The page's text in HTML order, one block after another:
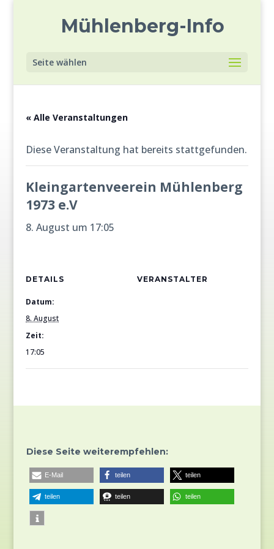
Mühlenberg-Info
Seite wählen
« Alle Veranstaltungen
Diese Veranstaltung hat bereits stattgefunden.
Kleingartenveerein Mühlenberg
1973 e.V
8. August um 17:05
DETAILS
Datum:
8. August
Zeit:
17:05
VERANSTALTER
Diese Seite weiterempfehlen:
E-Mail teilen teilen
teilen teilen teilen